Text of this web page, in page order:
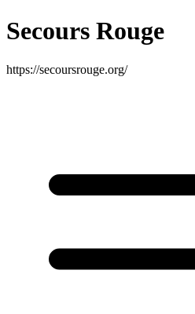
Secours Rouge
https://secoursrouge.org/